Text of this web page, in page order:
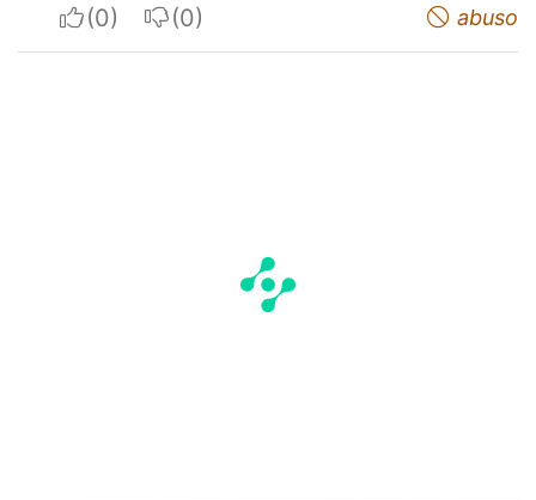
I apreciateI do not appreciate abuso